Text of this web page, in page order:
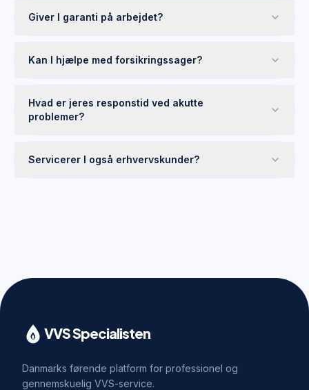
Giver I garanti på arbejdet?
Kan I hjælpe med forsikringssager?
Hvad er jeres responstid ved akutte
problemer?
Servicerer I også erhvervskunder?
VVS Specialisten
Danmarks førende platform for professionel og
gennemskuelig VVS-service.